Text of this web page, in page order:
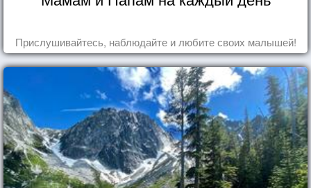
Прислушивайтесь, наблюдайте и любите своих малышей!